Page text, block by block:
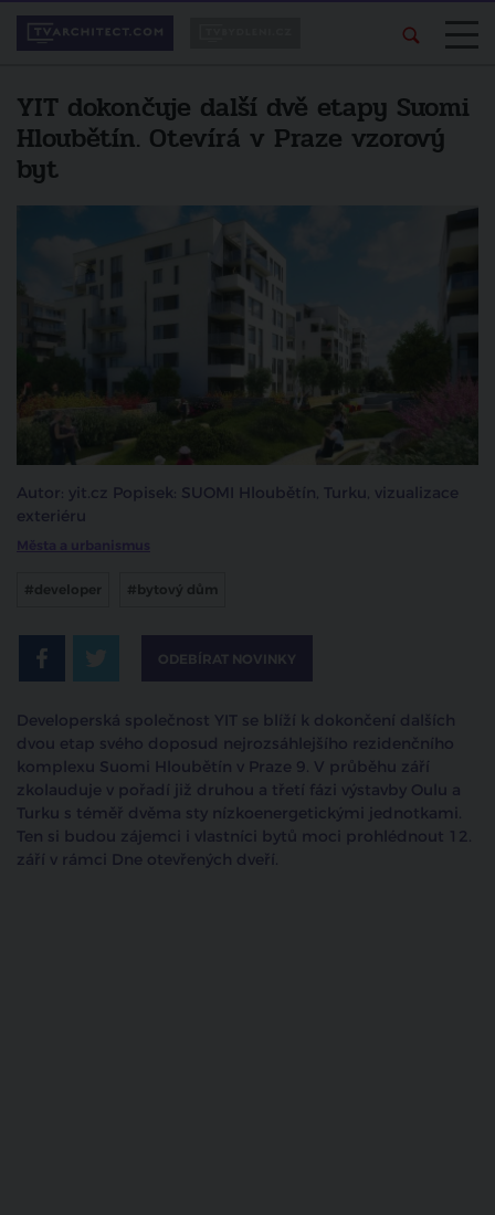
YIT dokončuje další dvě etapy Suomi
Hloubětín. Otevírá v Praze vzorový
byt
Autor: yit.cz Popisek: SUOMI Hloubětín, Turku, vizualizace
exteriéru
Města a urbanismus
#developer #bytový dům
ODEBÍRAT NOVINKY
Developerská společnost YIT se blíží k dokončení dalších
dvou etap svého doposud nejrozsáhlejšího rezidenčního
komplexu Suomi Hloubětín v Praze 9. V průběhu září
zkolauduje v pořadí již druhou a třetí fázi výstavby Oulu a
Turku s téměř dvěma sty nízkoenergetickými jednotkami.
Ten si budou zájemci i vlastníci bytů moci prohlédnout 12.
září v rámci Dne otevřených dveří.